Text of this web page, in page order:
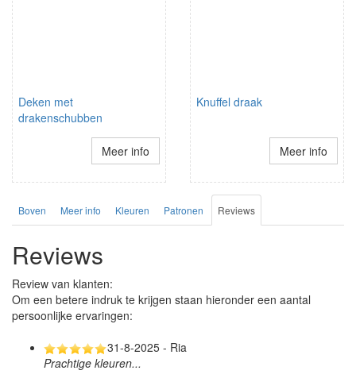
Deken met
drakenschubben
Meer info
Knuffel draak
Meer info
Boven Meer info Kleuren Patronen Reviews
Reviews
Review van klanten:
Om een betere indruk te krijgen staan hieronder een aantal
persoonlijke ervaringen:
31-8-2025 - Ria
Prachtige kleuren...